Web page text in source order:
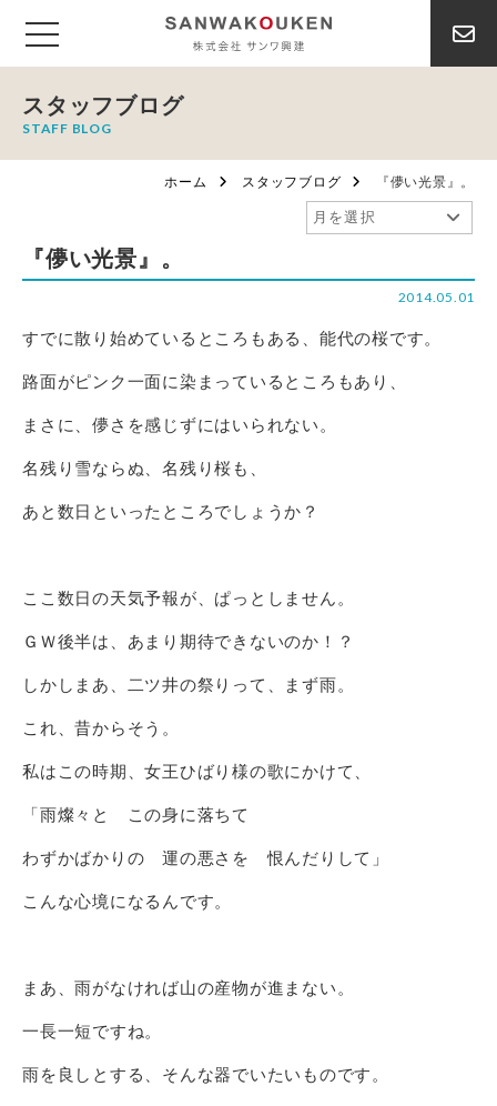
スタッフブログ
STAFF BLOG
ホーム スタッフブログ 『儚い光景』。
『儚い光景』。
2014.05.01
すでに散り始めているところもある、能代の桜です。
路面がピンク一面に染まっているところもあり、
まさに、儚さを感じずにはいられない。
名残り雪ならぬ、名残り桜も、
あと数日といったところでしょうか？
ここ数日の天気予報が、ぱっとしません。
ＧＷ後半は、あまり期待できないのか！？
しかしまあ、二ツ井の祭りって、まず雨。
これ、昔からそう。
私はこの時期、女王ひばり様の歌にかけて、
「雨燦々と この身に落ちて
わずかばかりの 運の悪さを 恨んだりして」
こんな心境になるんです。
まあ、雨がなければ山の産物が進まない。
一長一短ですね。
雨を良しとする、そんな器でいたいものです。